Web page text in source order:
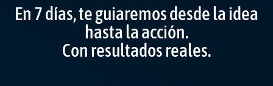
En 7 días, te guiaremos desde la idea
hasta la acción.
Con resultados reales.